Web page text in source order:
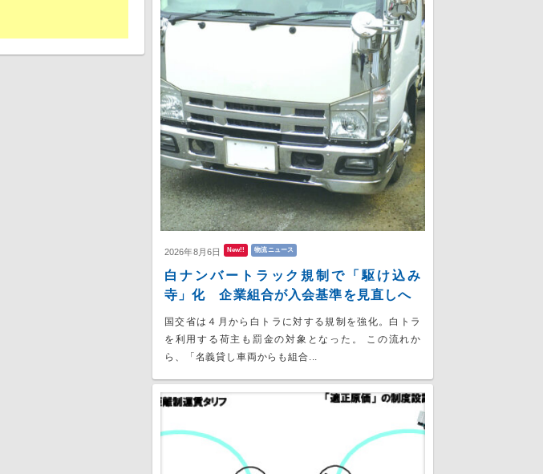
2026年8月6日 New!! 物流ニュース
白ナンバートラック規制で「駆け込み
寺」化 企業組合が入会基準を見直しへ
国交省は４月から白トラに対する規制を強化。白トラ
を利用する荷主も罰金の対象となった。 この流れか
ら、「名義貸し車両からも組合...